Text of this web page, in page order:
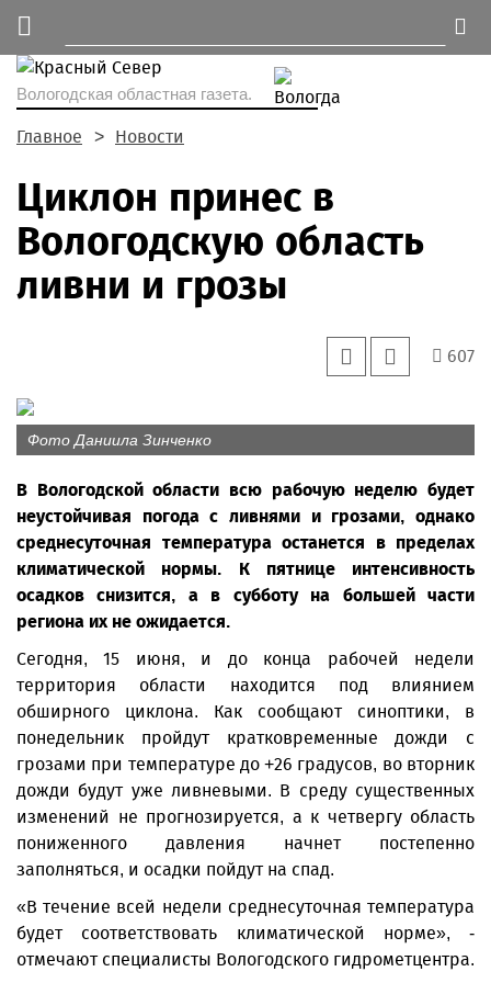
Вологодская областная газета.
Главное Новости
Циклон принес в
Вологодскую область
ливни и грозы
607
Фото Даниила Зинченко
В Вологодской области всю рабочую неделю будет
неустойчивая погода с ливнями и грозами, однако
среднесуточная температура останется в пределах
климатической нормы. К пятнице интенсивность
осадков снизится, а в субботу на большей части
региона их не ожидается.
Сегодня, 15 июня, и до конца рабочей недели
территория области находится под влиянием
обширного циклона. Как сообщают синоптики, в
понедельник пройдут кратковременные дожди с
грозами при температуре до +26 градусов, во вторник
дожди будут уже ливневыми. В среду существенных
изменений не прогнозируется, а к четвергу область
пониженного давления начнет постепенно
заполняться, и осадки пойдут на спад.
«В течение всей недели среднесуточная температура
будет соответствовать климатической норме», -
отмечают специалисты Вологодского гидрометцентра.